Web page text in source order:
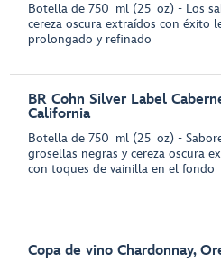
Botella de 750 ml (25 oz) - Los
cereza oscura extraídos con éxito
prolongado y refinado
BR Cohn Silver Label
California
Botella de 750 ml (25 oz) -
grosellas negras y cereza oscura
con toques de vainilla en el fondo
Copa de vino Chardonnay,